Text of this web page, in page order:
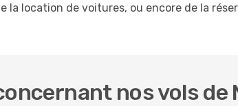
la location de voitures, ou encore de la
nos vols de